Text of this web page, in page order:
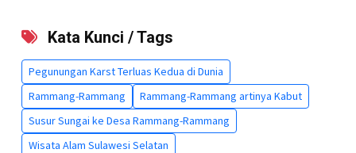
Kata Kunci / Tags
Pegunungan Karst Terluas Kedua di Dunia
Rammang-Rammang
Rammang-Rammang artinya Kabut
Susur Sungai ke Desa Rammang-Rammang
Wisata Alam Sulawesi Selatan